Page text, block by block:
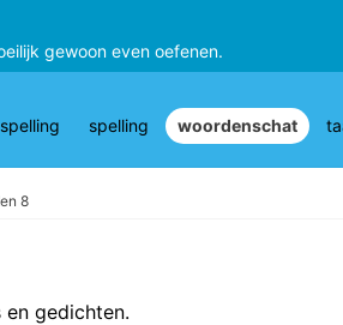
gewoon even oefenen.
spelling woordenschat
8
gedichten.